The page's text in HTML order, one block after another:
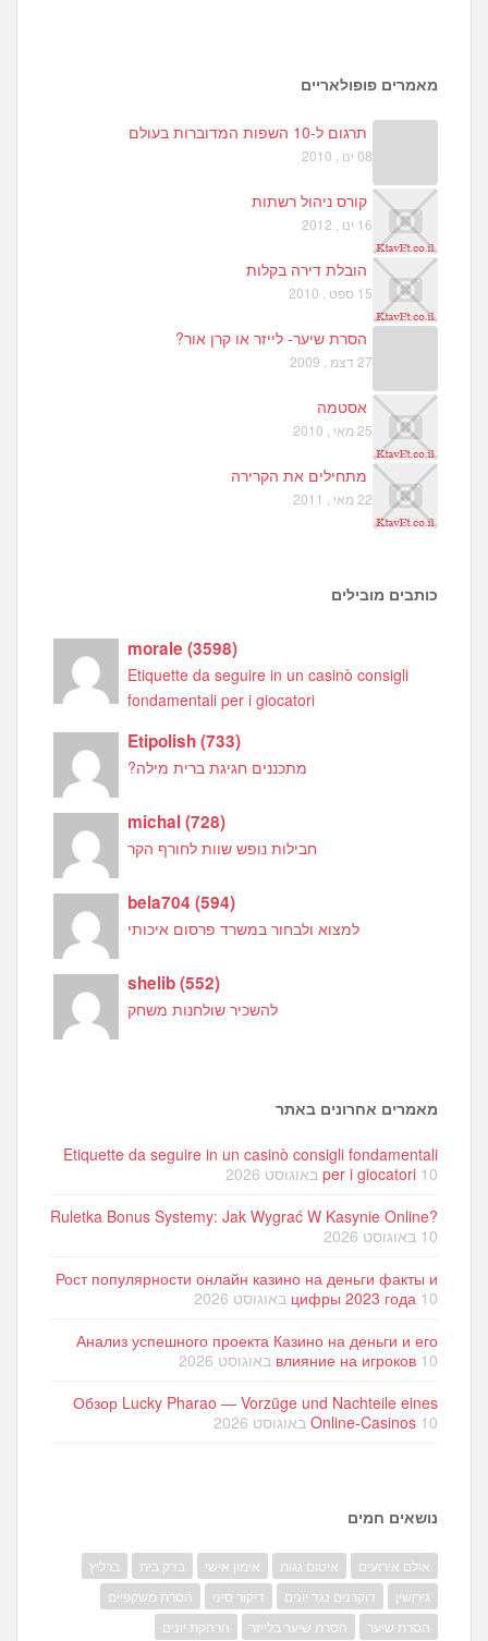
2
מאמרים פופולאריים
תרגום ל-10 השפות המדוברות בעולם
08 ינו , 2010
קורס ניהול רשתות
16 ינו , 2012
הובלת דירה בקלות
15 ספט , 2010
הסרת שיער- לייזר או קרן אור?
27 דצמ , 2009
אסטמה
25 מאי , 2010
מתחילים את הקרירה
22 מאי , 2011
כותבים מובילים
morale(3598)
Etiquette da seguire in un casinò consigli
fondamentali per i giocatori
Etipolish(733)
מתכננים חגיגת ברית מילה?
michal(728)
חבילות נופש שוות לחורף הקר
bela704(594)
למצוא ולבחור במשרד פרסום איכותי
shelib(552)
להשכיר שולחנות משחק
מאמרים אחרונים באתר
Etiquette da seguire in un casinò consigli fondamentali
per i giocatori 10 באוגוסט 2026
Ruletka Bonus Systemy: Jak Wygrać W Kasynie Online?
10 באוגוסט 2026
Рост популярности онлайн казино на деньги факты и
цифры 2023 года 10 באוגוסט 2026
Анализ успешного проекта Казино на деньги и его
влияние на игроков 10 באוגוסט 2026
Обзор Lucky Pharao — Vorzüge und Nachteile eines
Online-Casinos 10 באוגוסט 2026
נושאים חמים
אולם אירועים איטום גגות אימון אישי בדק בית
ברליץ
גירושין
דוקרנים נגד יונים דיקור סיני
הסרת משקפיים
הסרת שיער
הסרת שיער בלייזר הרחקת יונים